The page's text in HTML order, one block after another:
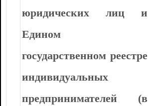
юридических лиц и
Едином
государственном реестре
индивидуальных
предпринимателей (в